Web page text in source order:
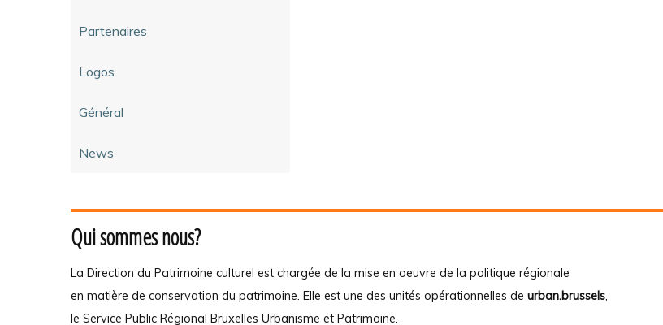
Partenaires
Logos
Général
News
Qui sommes nous?
La Direction du Patrimoine culturel est chargée de la mise en oeuvre de la politique régionale
en matière de conservation du patrimoine. Elle est une des unités opérationnelles de urban.brussels,
le Service Public Régional Bruxelles Urbanisme et Patrimoine.